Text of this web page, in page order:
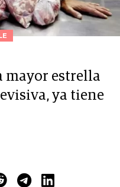
mayor estrella
ya tiene